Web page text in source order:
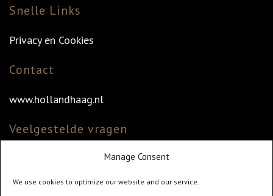
Manage Consent
We use cookies to optimize our website and our service.
Snelle Links
Privacy en Cookies
Contact
www.hollandhaag.nl
Veelgestelde vragen
Veelgestelde vragen